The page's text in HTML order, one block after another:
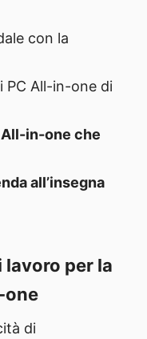
con la
PC All-in-one di
All-in-one che
all’insegna
lavoro per la
one
di